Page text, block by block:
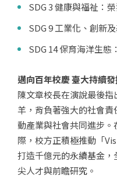
SDG 3 健康與福祉：
SDG 9 工業化、創新
SDG 14 保育海洋生態
邁向百年校慶 臺大持續
陳文章校長在演說最後
羊，背負著強大的社會
動產業與社會共同進步。
際，校方正積極推動「
打造千億元的永續基金
尖人才與前瞻研究。